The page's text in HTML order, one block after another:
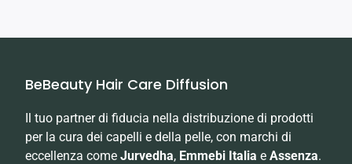
BeBeauty Hair Care Diffusion
Il tuo partner di fiducia nella distribuzione di prodotti
per la cura dei capelli e della pelle, con marchi di
eccellenza come Jurvedha, Emmebi Italia e Assenza.